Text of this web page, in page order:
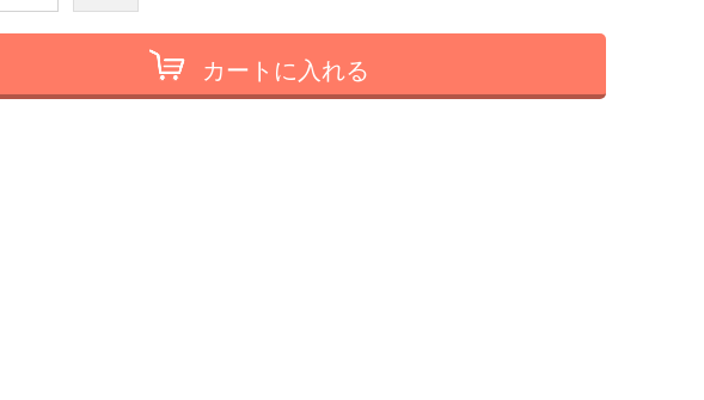
カートに入れる